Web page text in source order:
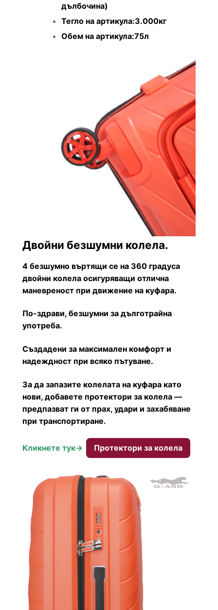
дълбочина)
Тегло на артикула:3.000кг
Обем на артикула:75л
Двойни безшумни колела.
4 безшумно въртящи се на 360 градуса
двойни колела осигуряващи отлична
маневреност при движение на куфара.
По-здрави, безшумни за дълготрайна
употреба.
Създадени за максимален комфорт и
надеждност при всяко пътуване.
За да запазите колелата на куфара като
нови, добавете протектори за колела —
предпазват ги от прах, удари и захабяване
при транспортиране.
Кликнете тук-> Протектори за колела